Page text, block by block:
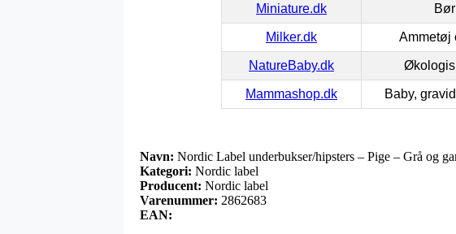
Miniature.dk
Milker.dk Ammetøj
NatureBaby.dk
Mammashop.dk Baby,
Navn: Nordic Label underbukser/hipsters – Pige – Grå og
Kategori: Nordic label
Producent: Nordic label
Varenummer: 2862683
EAN: